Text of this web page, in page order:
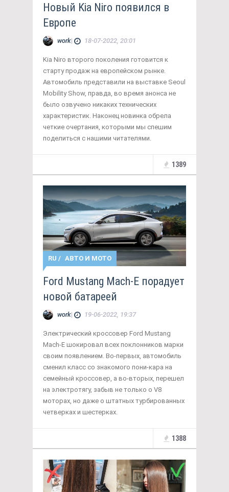
Новый Kia Niro появился в
Европе
work| 18-07-2022, 20:01
Kia Niro второго поколения готовится к
старту продаж на европейском рынке.
Автомобиль представили на выставке Seoul
Mobility Show, правда, во время анонса не
было озвучено никаких технических
характеристик. Наконец новинка обрела
четкие очертания, которыми мы спешим
поделиться с нашими читателями.
1389
RU / АВТО И МОТО
Ford Mustang Mach-E порадует
новой батареей
work| 19-06-2022, 19:37
Электрический кроссовер Ford Mustang
Mach-E шокировал всех поклонников марки
своим появлением. Во-первых, автомобиль
сменил класс со знакомого пони-кара на
семейный кроссовер, а во-вторых, перешел
на электротягу, забыв не только о V8
моторах, но даже о штатных турбированных
четверках и шестерках.
1388